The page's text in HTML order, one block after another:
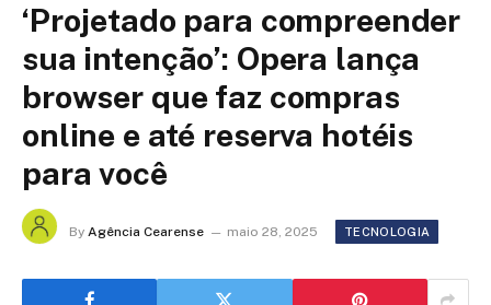
‘Projetado para compreender
sua intenção’: Opera lança
browser que faz compras
online e até reserva hotéis
para você
By Agência Cearense maio 28, 2025 TECNOLOGIA